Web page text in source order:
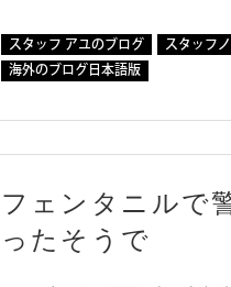
スタッフ アユのブログ
スタッフ
海外のブログ日本語版
フェンタニルで
ったそうで